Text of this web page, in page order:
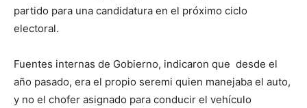
partido para una candidatura en el próximo ciclo
electoral.
Fuentes internas de Gobierno, indicaron que desde el
año pasado, era el propio seremi quien manejaba el auto,
y no el chofer asignado para conducir el vehículo